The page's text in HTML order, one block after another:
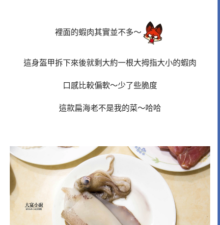
裡面的蝦肉其實並不多～
這身盔甲拆下來後就剩大約一根大拇指大小的蝦肉
口感比較偏軟～少了些脆度
這款扁海老不是我的菜～哈哈